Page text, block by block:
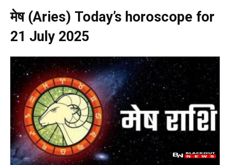
मेष (Aries) Today’s horoscope for
21 July 2025